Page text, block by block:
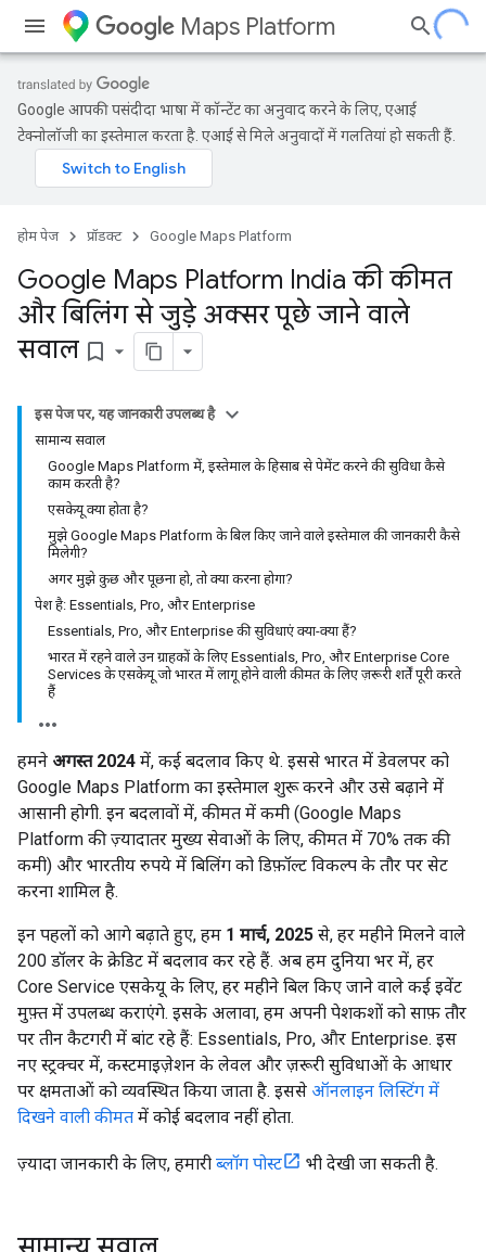
Maps Platform
Google आपकी पसंदीदा भाषा में कॉन्टेंट का अनुवाद करने के लिए, एआई
टेक्नोलॉजी का इस्तेमाल करता है. एआई से मिले अनुवादों में गलतियां हो सकती हैं.
होम पेज प्रॉडक्ट Google Maps Platform
Google Maps Platform India की कीमत
और बिलिंग से जुड़े अक्सर पूछे जाने वाले
सवाल bookmark_border
इस पेज पर, यह जानकारी उपलब्ध है
सामान्य सवाल
Google Maps Platform में, इस्तेमाल के हिसाब से पेमेंट करने की सुविधा कैसे
काम करती है?
एसकेयू क्या होता है?
मुझे Google Maps Platform के बिल किए जाने वाले इस्तेमाल की जानकारी कैसे
मिलेगी?
अगर मुझे कुछ और पूछना हो, तो क्या करना होगा?
पेश है: Essentials, Pro, और Enterprise
Essentials, Pro, और Enterprise की सुविधाएं क्या-क्या हैं?
भारत में रहने वाले उन ग्राहकों के लिए Essentials, Pro, और Enterprise Core
Services के एसकेयू जो भारत में लागू होने वाली कीमत के लिए ज़रूरी शर्तें पूरी करते
हैं
हमने अगस्त 2024 में, कई बदलाव किए थे. इससे भारत में डेवलपर को
Google Maps Platform का इस्तेमाल शुरू करने और उसे बढ़ाने में
आसानी होगी. इन बदलावों में, कीमत में कमी (Google Maps
Platform की ज़्यादातर मुख्य सेवाओं के लिए, कीमत में 70% तक की
कमी) और भारतीय रुपये में बिलिंग को डिफ़ॉल्ट विकल्प के तौर पर सेट
करना शामिल है.
इन पहलों को आगे बढ़ाते हुए, हम 1 मार्च, 2025 से, हर महीने मिलने वाले
200 डॉलर के क्रेडिट में बदलाव कर रहे हैं. अब हम दुनिया भर में, हर
Core Service एसकेयू के लिए, हर महीने बिल किए जाने वाले कई इवेंट
मुफ़्त में उपलब्ध कराएंगे. इसके अलावा, हम अपनी पेशकशों को साफ़ तौर
पर तीन कैटगरी में बांट रहे हैं: Essentials, Pro, और Enterprise. इस
नए स्ट्रक्चर में, कस्टमाइज़ेशन के लेवल और ज़रूरी सुविधाओं के आधार
पर क्षमताओं को व्यवस्थित किया जाता है. इससे ऑनलाइन लिस्टिंग में
दिखने वाली कीमत में कोई बदलाव नहीं होता.
ज़्यादा जानकारी के लिए, हमारी ब्लॉग पोस्ट भी देखी जा सकती है.